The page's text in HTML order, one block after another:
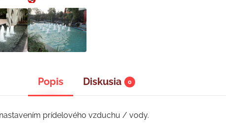
Popis Diskusia 0
prídelového vzduchu / vody.